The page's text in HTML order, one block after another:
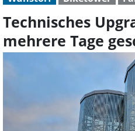
Technisches
mehrere Tage